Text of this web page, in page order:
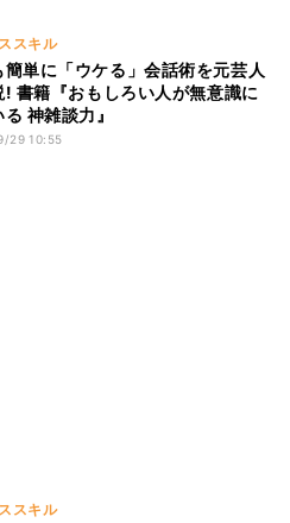
スキル
簡単に「ウケる」会話術を元芸人
! 書籍『おもしろい人が無意識に
る 神雑談力』
29 10:55
スキル